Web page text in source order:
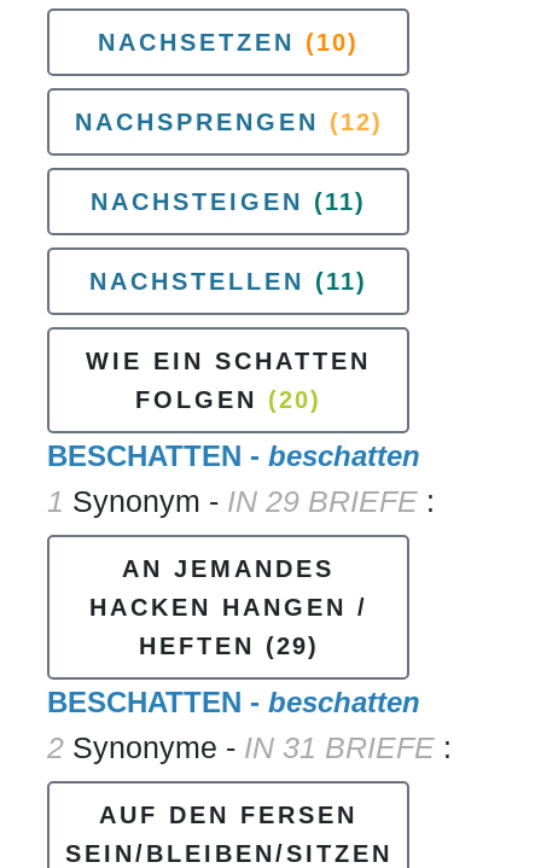
NACHSETZEN (10)
NACHSPRENGEN (12)
NACHSTEIGEN (11)
NACHSTELLEN (11)
WIE EIN SCHATTEN
FOLGEN
(20)
BESCHATTEN - beschatten
1 Synonym - IN 29 BRIEFE :
AN JEMANDES
HACKEN HANGEN /
HEFTEN
(29)
BESCHATTEN - beschatten
2 Synonyme - IN 31 BRIEFE :
AUF DEN FERSEN
SEIN/BLEIBEN/SITZEN